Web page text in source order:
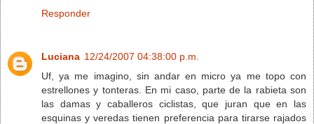
Responder
Luciana 12/24/2007 04:38:00 p.m.
Uf, ya me imagino, sin andar en micro ya me topo con
estrellones y tonteras. En mi caso, parte de la rabieta son
las damas y caballeros ciclistas, que juran que en las
esquinas y veredas tienen preferencia para tirarse rajados